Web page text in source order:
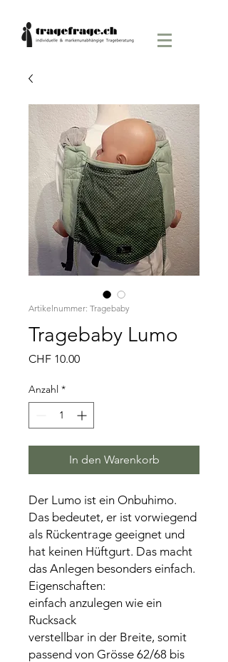
Artikelnummer: Tragebaby
Tragebaby Lumo
CHF 10.00Preis
Anzahl *
In den Warenkorb
Der Lumo ist ein Onbuhimo.
Das bedeutet, er ist vorwiegend
als Rückentrage geeignet und
hat keinen Hüftgurt. Das macht
das Anlegen besonders einfach.
Eigenschaften:
einfach anzulegen wie ein
Rucksack
verstellbar in der Breite, somit
passend von Grösse 62/68 bis